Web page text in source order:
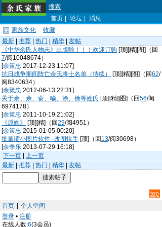
搜索
首页
论坛
消息
家族文化
收藏
最新
推荐 热门 精华
发帖
《中华余氏人物志》出版啦！！！欢迎订购 [顶][精][图]（回
7/阅10048674）
[余策忠 2017-12-23 11:07]
抗日战争期间阵亡余氏将士名单（待续）
[顶][精][图]（回62/
阅8340634）
[余策忠 2012-06-13 22:31]
关于余、佘、俞、喻、涂、徐等姓氏 [顶][精][图]（回56/阅
6974178）
[余策忠 2011-10-19 21:02]
《原姓》
[顶][精]（回29/阅4951）
[余策忠 2015-01-05 00:20]
批量缩小图片软件--改图快手 [顶]（回 13/阅30698）
[余季乐 2013-07-29 16:18]
下一页
上一页
最新
推荐 热门 精华 发帖
top
首页
个人空间
登录 • 注册
在线人数:6(3会员)